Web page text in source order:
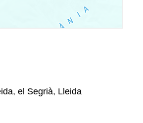
el Segrià, Lleida